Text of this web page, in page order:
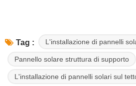
Tag : L'installazione di pannelli
Pannello solare struttura di supporto
L'installazione di pannelli solari sul